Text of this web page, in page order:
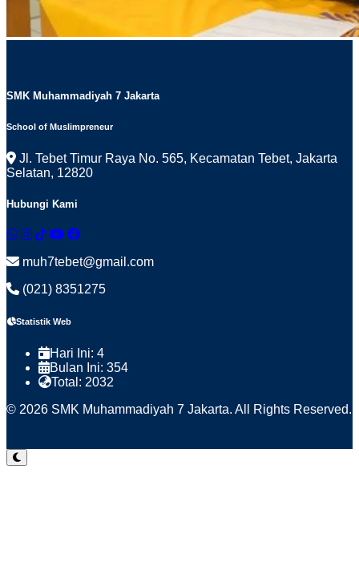
SMK Muhammadiyah 7 Jakarta
School of Muslimpreneur
Jl. Tebet Timur Raya No. 565, Kecamatan Tebet, Jakarta
Selatan, 12820
Hubungi Kami
muh7tebet@gmail.com
(021) 8351275
Statistik Web
Hari Ini: 4
Bulan Ini: 354
Total: 2032
© 2026 SMK Muhammadiyah 7 Jakarta. All Rights Reserved.